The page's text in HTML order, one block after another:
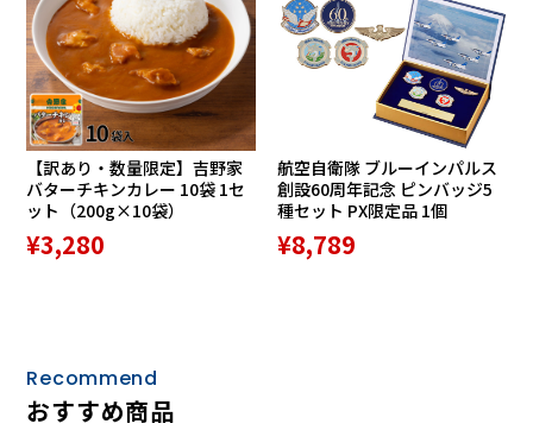
46:31
DISC-3
1.アマポーラ 有馬徹とノーチェ・クバーナ 3:27
※1974/12/7
2.アンナ 〃 2:35 ※1965/12/20
3.エル・チョクロ 〃 2:49 ※1966/8/5
4.マリア・エレナ 〃 2:36 ※1965/12/20
5.カチート 〃 2:17 ※1962/3/21
6.キャリオカ 〃 3:17 ※1962/12/5
10.ジャングル・ドラムス 〃 3:48 ※1973/12/18
11.ソラメンテ・ウナ・ベス 〃 3:15 ※1966/8/5
12.タブー 〃 4:58 ※1973/12/18
【訳あり・数量限定】吉野家
バターチキンカレー 10袋 1セ
ット（200g×10袋）
¥3,280
航空自衛隊 ブルーインパルス
創設60周年記念 ピンバッジ5
種セット PX限定品 1個
¥8,789
Recommend
おすすめ商品